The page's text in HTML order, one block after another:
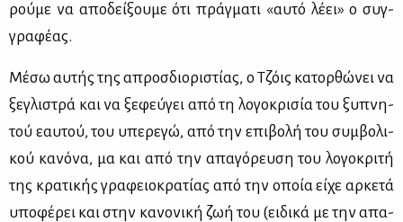
ρού­με να απο­δεί­ξου­με ότι πράγ­μα­τι «αυ­τό λέ­ει» ο συγ­
γρα­φέ­ας.
Μέ­σω αυ­τής της απροσ­διο­ρι­στί­ας, ο Τζόις κα­τορ­θώ­νει να
ξε­γλι­στρά και να ξε­φεύ­γει από τη λο­γο­κρι­σία του ξυ­πνη­
τού εαυ­τού, του υπε­ρε­γώ, από την επι­βο­λή του συμ­βο­λι­
κού κα­νό­να, μα και από την απα­γό­ρευ­ση του λο­γο­κρι­τή
της κρα­τι­κής γρα­φειο­κρα­τί­ας από την οποία εί­χε αρ­κε­τά
υπο­φέ­ρει και στην κα­νο­νι­κή ζωή του (ει­δι­κά με την απα­